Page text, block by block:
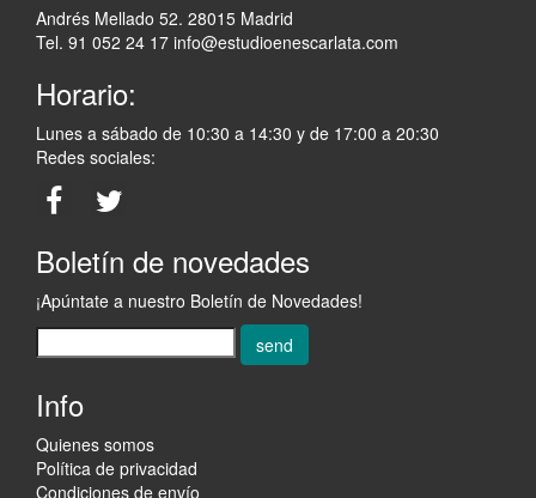
Andrés Mellado 52. 28015 Madrid
Tel. 91 052 24 17 info@estudioenescarlata.com
Horario:
Lunes a sábado de 10:30 a 14:30 y de 17:00 a 20:30
Redes sociales:
Boletín de novedades
¡Apúntate a nuestro Boletín de Novedades!
send
Info
Quienes somos
Política de privacidad
Condiciones de envío